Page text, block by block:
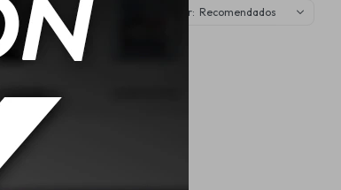
Recomendados